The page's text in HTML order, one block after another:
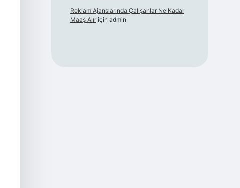
Reklam Ajanslarında Çalışanlar Ne Kadar
Maaş Alıriçin admin